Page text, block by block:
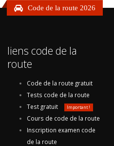
Code de la route 2026
liens code de la
route
Code de la route gratuit
Tests code de la route
Test gratuit
Important !
Cours de code de la route
Inscription examen code
de la route